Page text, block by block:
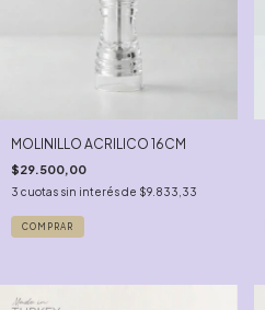
MOLINILLO ACRILICO 16CM
$29.500,00
3 cuotas sin interés de $9.833,33